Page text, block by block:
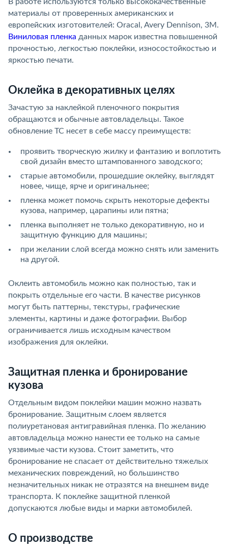
материалы от проверенных американских и
европейских изготовителей: Oracal, Avery Dennison, 3M.
Виниловая пленка данных марок известна повышенной
прочностью, легкостью поклейки, износостойкостью и
яркостью печати.
Оклейка в декоративных целях
Зачастую за наклейкой пленочного покрытия
обращаются и обычные автовладельцы. Такое
обновление ТС несет в себе массу преимуществ:
проявить творческую жилку и фантазию и воплотить
свой дизайн вместо штампованного заводского;
старые автомобили, прошедшие оклейку, выглядят
новее, чище, ярче и оригинальнее;
пленка может помочь скрыть некоторые дефекты
кузова, например, царапины или пятна;
пленка выполняет не только декоративную, но и
защитную функцию для машины;
при желании слой всегда можно снять или заменить
на другой.
Оклеить автомобиль можно как полностью, так и
покрыть отдельные его части. В качестве рисунков
могут быть паттерны, текстуры, графические
элементы, картины и даже фотографии. Выбор
ограничивается лишь исходным качеством
изображения для оклейки.
Защитная пленка и бронирование
кузова
Отдельным видом поклейки машин можно назвать
бронирование. Защитным слоем является
полиуретановая антигравийная пленка. По желанию
автовладельца можно нанести ее только на самые
уязвимые части кузова. Стоит заметить, что
бронирование не спасает от действительно тяжелых
механических повреждений, но большинство
незначительных никак не отразятся на внешнем виде
транспорта. К поклейке защитной пленкой
допускаются любые виды и марки автомобилей.
О производстве